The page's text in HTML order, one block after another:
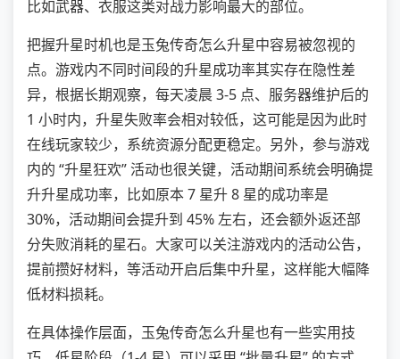
比如武器、衣服这类对战力影响最大的部位。
把握升星时机也是玉兔传奇怎么升星中容易被忽视的
点。游戏内不同时间段的升星成功率其实存在隐性差
异，根据长期观察，每天凌晨 3-5 点、服务器维护后的
1 小时内，升星失败率会相对较低，这可能是因为此时
在线玩家较少，系统资源分配更稳定。另外，参与游戏
内的 “升星狂欢” 活动也很关键，活动期间系统会明确提
升升星成功率，比如原本 7 星升 8 星的成功率是
30%，活动期间会提升到 45% 左右，还会额外返还部
分失败消耗的星石。大家可以关注游戏内的活动公告，
提前攒好材料，等活动开启后集中升星，这样能大幅降
低材料损耗。
在具体操作层面，玉兔传奇怎么升星也有一些实用技